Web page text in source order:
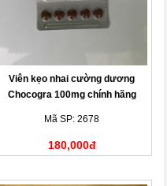
Viên kẹo nhai cường dương
Chocogra 100mg chính hãng
Mã SP: 2678
180,000đ